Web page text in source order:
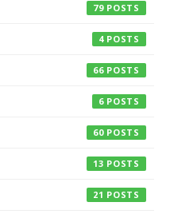
79
4
66
6
60
13
21